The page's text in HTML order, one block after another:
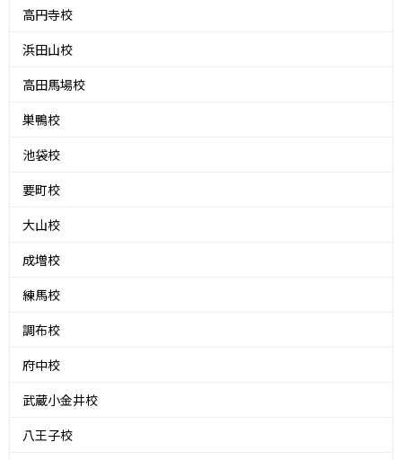
高円寺校
浜田山校
高田馬場校
巣鴨校
池袋校
要町校
大山校
成増校
練馬校
調布校
府中校
武蔵小金井校
八王子校